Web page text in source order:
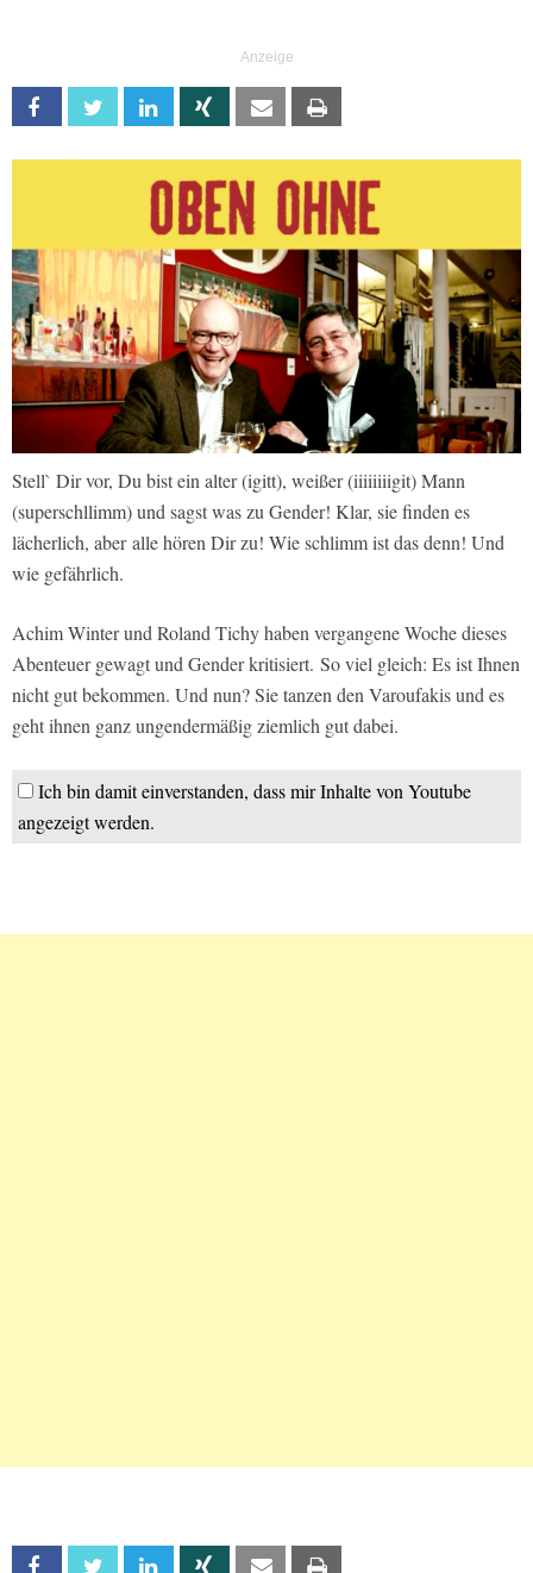
Facebook Twitter Linkedin Xing Email
Stell` Dir vor, Du bist ein alter (igitt), weißer (iiiiiiiigit) Mann
(superschllimm) und sagst was zu Gender! Klar, sie finden es
lächerlich, aber alle hören Dir zu! Wie schlimm ist das denn! Und
wie gefährlich.
Achim Winter und Roland Tichy haben vergangene Woche dieses
Abenteuer gewagt und Gender kritisiert. So viel gleich: Es ist Ihnen
nicht gut bekommen. Und nun? Sie tanzen den Varoufakis und es
geht ihnen ganz ungendermäßig ziemlich gut dabei.
Ich bin damit einverstanden, dass mir Inhalte von Youtube
angezeigt werden.
Facebook Twitter Linkedin Xing Email